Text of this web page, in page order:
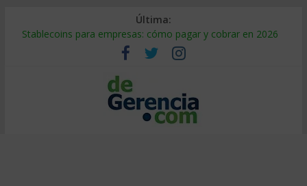
Última:
Stablecoins para empresas: cómo pagar y cobrar en 2026
Despido silencioso: qué es y por qué sale tan caro
IA en selección de personal: cómo auditarla a tiempo
Trabajo forzoso en la cadena de suministro: qué hacer
Mercado hispano de EE. UU.: cómo segmentarlo y venderle